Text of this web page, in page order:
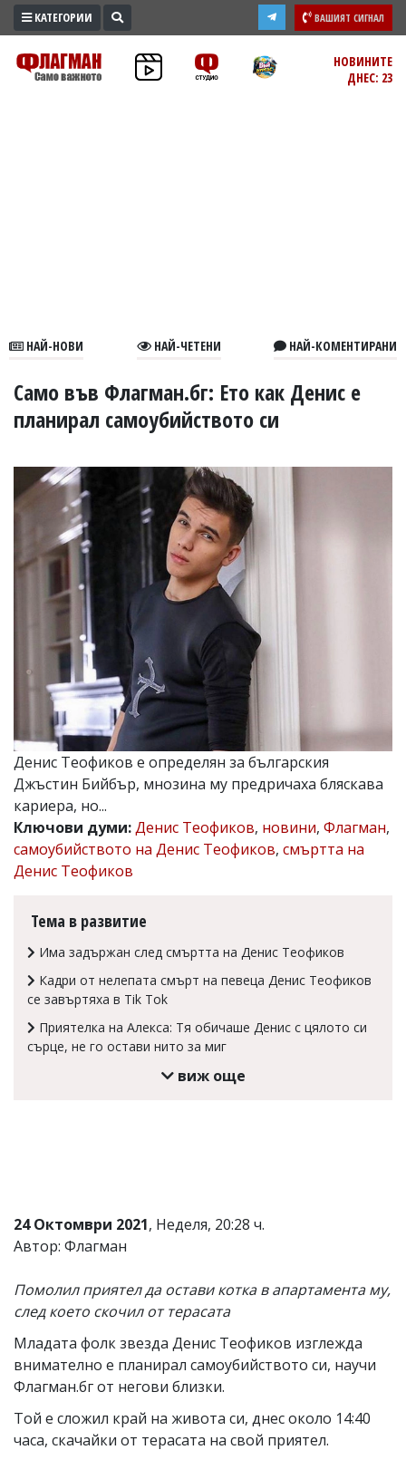
ПРОМО
ЗОНА
В
УКРАЙНА
РАЗСЛЕДВАНЕ
БИЗНЕС
Управители:
Василев,
v.vasilev@flagman.bg
Касабова,
еmail:
k.kassabova@flagman.bg
редактор:
Иван
Колев,
email:
Коментарите
под
статиите
се
читателите
редакцията
носи
отговорност
тях!
КАТЕГОРИИ ВАШИЯТ СИГНАЛ
НОВИНИТЕ
ДНЕС: 23
НАЙ-НОВИ НАЙ-ЧЕТЕНИ НАЙ-КОМЕНТИРАНИ
Само във Флагман.бг: Ето как Денис е
планирал самоубийството си
Денис Теофиков е определян за българския
Джъстин Бийбър, мнозина му предричаха бляскава
кариера, но...
Ключови думи:Денис Теофиков, новини, Флагман,
самоубийството на Денис Теофиков, смъртта на
Денис Теофиков
Тема в развитие
Има задържан след смъртта на Денис Теофиков
Кадри от нелепата смърт на певеца Денис Теофиков
се завъртяха в Tik Tok
Приятелка на Алекса: Тя обичаше Денис с цялото си
сърце, не го остави нито за миг
виж още
24 Октомври 2021, Неделя, 20:28 ч.
Автор: Флагман
Помолил приятел да остави котка в апартамента му,
след което скочил от терасата
Младата фолк звезда Денис Теофиков изглежда
внимателно е планирал самоубийството си, научи
Флагман.бг от негови близки.
Той е сложил край на живота си, днес около 14:40
часа, скачайки от терасата на свой приятел.